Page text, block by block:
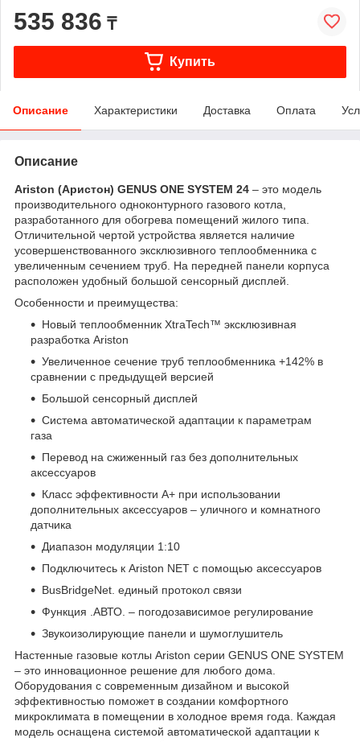
535 836 ₸
Купить
Описание Характеристики Доставка Оплата
Описание
Ariston (Аристон) GENUS ONE SYSTEM 24 – это модель
производительного одноконтурного газового котла,
разработанного для обогрева помещений жилого типа.
Отличительной чертой устройства является наличие
усовершенствованного эксклюзивного теплообменника с
увеличенным сечением труб. На передней панели корпуса
расположен удобный большой сенсорный дисплей.
Особенности и преимущества:
Новый теплообменник XtraTech™ эксклюзивная
разработка Ariston
Увеличенное сечение труб теплообменника +142% в
сравнении с предыдущей версией
Большой сенсорный дисплей
Система автоматической адаптации к параметрам
газа
Перевод на сжиженный газ без дополнительных
аксессуаров
Класс эффективности А+ при использовании
дополнительных аксессуаров – уличного и комнатного
датчика
Диапазон модуляции 1:10
Подключитесь к Ariston NET с помощью аксессуаров
BusBridgeNet. единый протокол связи
Функция .АВТО. – погодозависимое регулирование
Звукоизолирующие панели и шумоглушитель
Настенные газовые котлы Ariston серии GENUS ONE SYSTEM
– это инновационное решение для любого дома.
Оборудования с современным дизайном и высокой
эффективностью поможет в создании комфортного
микроклимата в помещении в холодное время года. Каждая
модель оснащена системой автоматической адаптации к